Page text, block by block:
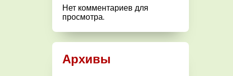
Нет комментариев для
просмотра.
Архивы